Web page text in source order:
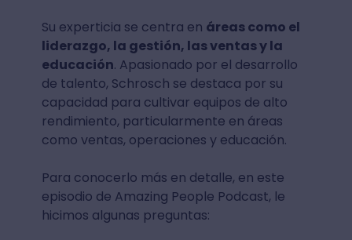
Su experticia se centra en áreas como el
liderazgo, la gestión, las ventas y la
educación. Apasionado por el desarrollo
de talento, Schrosch se destaca por su
capacidad para cultivar equipos de alto
rendimiento, particularmente en áreas
como ventas, operaciones y educación.
Para conocerlo más en detalle, en este
episodio de Amazing People Podcast, le
hicimos algunas preguntas: